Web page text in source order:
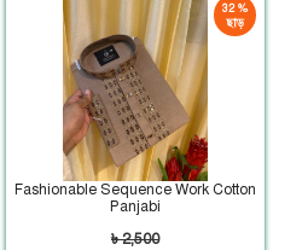
32 %
ছাড়
Fashionable Sequence Work Cotton
Panjabi
৳ 2,500